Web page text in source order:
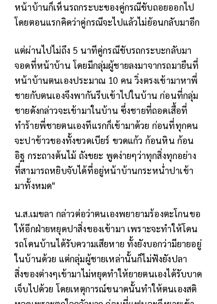
หน้าบ้านก็เห็นรถกระบะของคู่กรณีขับถอยออกไป
โดยตอนแรกคิดว่าคู่กรณีจะไปแล้วไม่ย้อนกลับมาอีก
แต่ผ่านไปไม่ถึง 5 นาทีคู่กรณีขับรถกระบะกลับมา
จอดที่หน้าบ้าน โดยมีกลุ่มผู้ชายลงมาจากรถมายืนที่
หน้าบ้านตนเองประมาณ 10 คน วิ่งตรงเข้ามาหาพี่
ชายกับตนเองจึงพากันรีบเข้าไปในบ้าน ก่อนที่กลุ่ม
ชายดังกล่าวจะเข้ามาในบ้าน ซึ่งชายที่ถอดเสื้อที่
ทำร้ายพี่ชายตนเองทีแรกก็เข้ามาด้วย ก่อนที่ทุกคน
จะปาข้าวของทั้งขวดเบียร์ ขวดแก้ว ก้อนหิน ก้อน
อิฐ กระถางต้นไม้ ถังขยะ พูดง่ายๆว่าทุกสิ่งทุกอย่าง
ที่สามารถหยิบจับได้ที่อยู่หน้าบ้านกระหน่ำปาเข้า
มาทั้งหมด"
น.ส.เมขลา กล่าวต่อว่าตนเองพยายามร้องตะโกนขอ
ให้อีกฝ่ายหยุดปาสิ่งของเข้ามา เพราะจะทำให้โดน
รถโดนบ้านได้รับความเสียหาย ทั้งยังบอกว่ามียายอยู่
ในบ้านด้วย แต่กลุ่มผู้ชายเหล่านั้นก็ไม่ฟังยังปลา
สิ่งของต่างๆเข้ามาไม่หยุดทำให้ยายตนเองได้รับบาด
เจ็บไปด้วย โดยเหตุการณ์ขนาดนั้นทำให้ตนเองสติ